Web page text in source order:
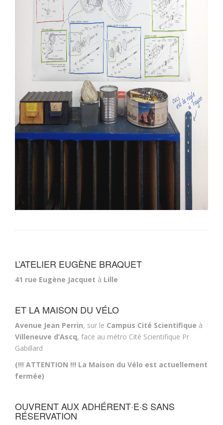
L’ATELIER EUGÈNE BRAQUET
41 rue Eugène Jacquet à Lille
ET LA MAISON DU VÉLO
Avenue Jean Perrin, sur le Campus Cité Scientifique à
Villeneuve d’Ascq, face au métro Cité Scientifique Pr
Gabillard
(!!! ATTENTION !!! La Maison du Vélo est actuellement
fermée)
OUVRENT AUX ADHÉRENT·E·S SANS
RÉSERVATION